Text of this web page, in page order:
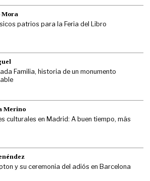
Mora
patrios para la Feria del Libro
Familia, historia de un monumento
Merino
culturales en Madrid: A buen tiempo, más
y su ceremonia del adiós en Barcelona